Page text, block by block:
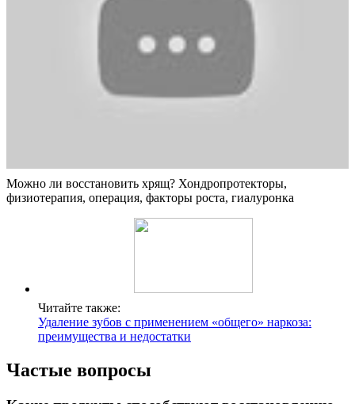
Можно ли восстановить хрящ? Хондропротекторы,
физиотерапия, операция, факторы роста, гиалуронка
Читайте также:
Удаление зубов с применением «общего» наркоза:
преимущества и недостатки
Частые вопросы